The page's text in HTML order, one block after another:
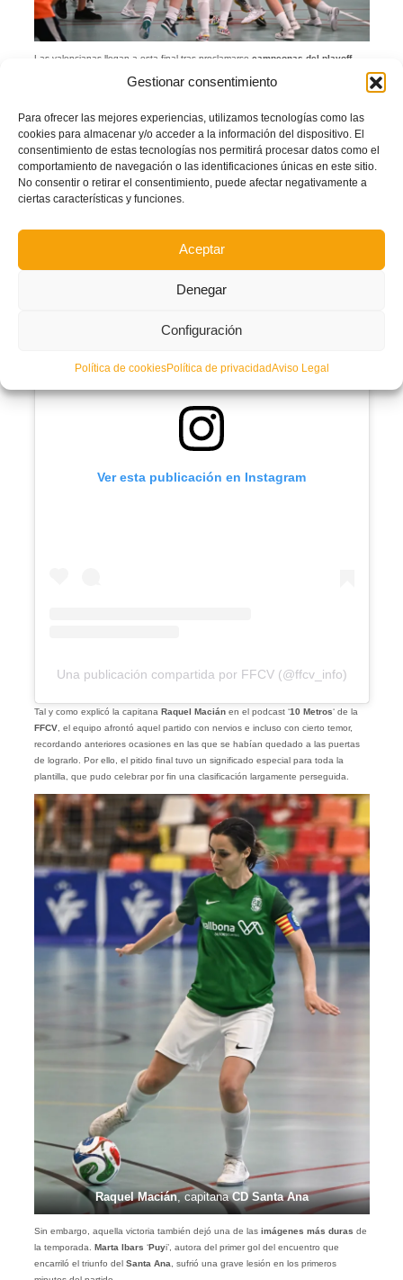
Gestionar consentimiento
Para ofrecer las mejores experiencias, utilizamos tecnologías como las
cookies para almacenar y/o acceder a la información del dispositivo. El
consentimiento de estas tecnologías nos permitirá procesar datos como el
comportamiento de navegación o las identificaciones únicas en este sitio.
No consentir o retirar el consentimiento, puede afectar negativamente a
ciertas características y funciones.
Aceptar
Denegar
Configuración
Política de cookiesPolítica de privacidadAviso Legal
Las valencianas llegan a esta final tras proclamarse campeonas del playoff
Comunitat Valenciana
. Un premio al trabajo realizado
El equipo cerró el campeonato con un balance denueve victorias,dos
empatesyuna sola derrota, unos números que le permitieron acabar en lo
más alto de la clasificación y ganarse el derecho a luchar por el ascenso.
La clasificación se certificó en una última jornada cargada de tensión y emoción
ante elXaloc Alacant FS. Un encuentro marcado por la presión de saber que el
Ver esta publicación en Instagram
Una publicación compartida por FFCV (@ffcv_info)
Tal y como explicó la capitana Raquel Maciánen el podcast ‘10 Metros‘ de la
FFCV, el equipo afrontó aquel partido con nervios e incluso con cierto temor,
recordando anteriores ocasiones en las que se habían quedado a las puertas
de lograrlo. Por ello, el pitido final tuvo un significado especial para toda la
plantilla, que pudo celebrar por fin una clasificación largamente perseguida.
Raquel Macián, capitanaCD Santa Ana
Sin embargo, aquella victoria también dejó una de las imágenes más duras de
la temporada. Marta Ibars ‘Puyi’, autora del primer gol del encuentro que
encarriló el triunfo del Santa Ana , sufrió una grave lesión en los primeros